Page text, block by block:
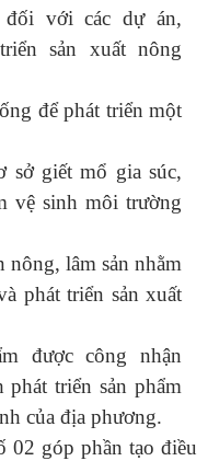
với các dự án,
sản xuất nông
để phát triển một
sở giết mổ gia súc,
vệ sinh môi trường
nông, lâm sản nhằm
phát triển sản xuất
được công nhận
triển sản phẩm
của địa phương.
02 góp phần tạo điều